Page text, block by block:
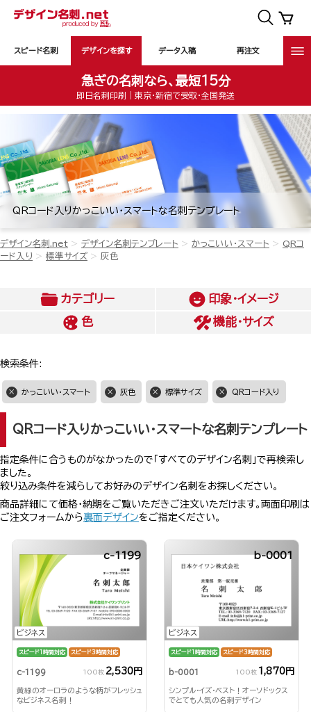
スピード名刺 デザインを探す データ入稿 再注文
急ぎの名刺なら、最短15分
即日名刺印刷｜東京・新宿で受取・全国発送
QRコード入りかっこいい・スマートな名刺テンプレート
デザイン名刺.net デザイン名刺テンプレート かっこいい・スマート
QRコ
ード入り
標準サイズ 灰色
カテゴリー
印象・イメージ
色
機能・サイズ
検索条件:
かっこいい・スマート 灰色 標準サイズ QRコード入り
QRコード入りかっこいい・スマートな名刺テンプレート
指定条件に合うものがなかったので「すべてのデザイン名刺」で再検索し
ました。
絞り込み条件を減らしてお好みのデザイン名刺をお探しください。
商品詳細にて価格・納期をご覧いただきご注文いただけます。両面印刷は
ご注文フォームから裏面デザインをご指定ください。
ビジネス
c-1199
スピード1時間対応 スピード3時間対応
c-1199 100枚 2,530円
黄緑のオーロラのような柄がフレッシュ
なビジネス名刺！
ビジネス
b-0001
スピード1時間対応 スピード3時間対応
b-0001 100枚 1,870円
シンプル・イズ・ベスト！オーソドックス
でとても人気の名刺デザイン